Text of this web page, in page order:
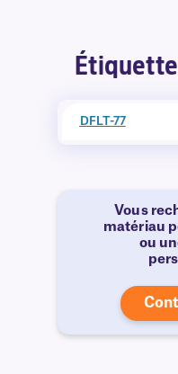
DFLT-77
Vous
matériau
ou